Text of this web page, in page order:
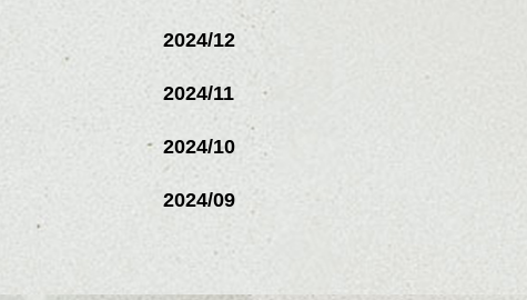
2024/12
2024/11
2024/10
2024/09